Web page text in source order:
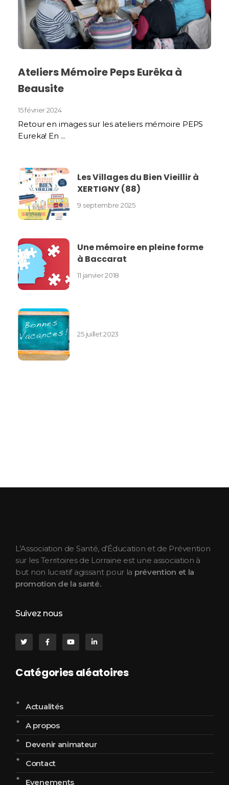
Ateliers Mémoire Peps Eurêka à
Beausite
15 février 2024
Retour en images sur les ateliers mémoire PEPS
Eureka! En ...
Les Villages du Bien Vieillir à
XERTIGNY (88)
9 septembre 2025
Une mémoire en pleine forme
à Baccarat
11 janvier 2018
25 juillet 2023
L’Association de Santé, d’Éducation et de Prévention
sur les Territoires de Lorraine est une association à
but non lucratif agissant pour la prévention et la
promotion de la santé.
Suivez nous
Catégories aléatoires
Actualités
A propos
Devenir animateur
Contact
Evenements